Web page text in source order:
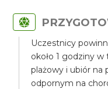
Uczestnicy
około 1 godziny
plażowy i ubiór na
odpornym na